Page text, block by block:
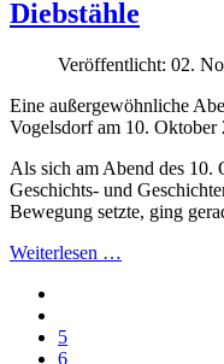
Diebstähle
Veröffentlicht: 02.
Eine außergewöhnliche
Vogelsdorf am 10. Oktober
Als sich am Abend des 10.
Geschichts- und
Bewegung setzte, ging
Weiterlesen …
5
6